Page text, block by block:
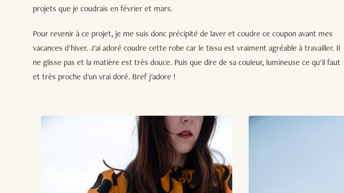
projets que je coudrais en février et mars.
Pour revenir à ce projet, je me suis donc précipité de laver et coudre ce coupon avant mes
vacances d'hiver. J'ai adoré coudre cette robe car le tissu est vraiment agréable à travailler. Il
ne glisse pas et la matière est très douce. Puis que dire de sa couleur, lumineuse ce qu'il faut
et très proche d'un vrai doré. Bref j'adore !